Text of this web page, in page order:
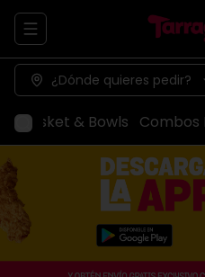
Abrir menu de navegación
¿Dónde quieres pedir?
Basket & Bowls Combos